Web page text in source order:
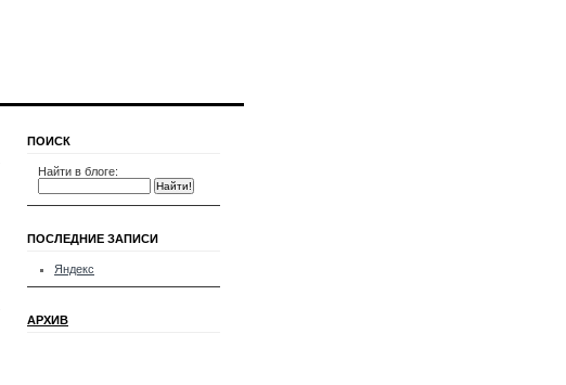
ПОИСК
Найти в блоге:
ПОСЛЕДНИЕ ЗАПИСИ
Яндекс
АРХИВ